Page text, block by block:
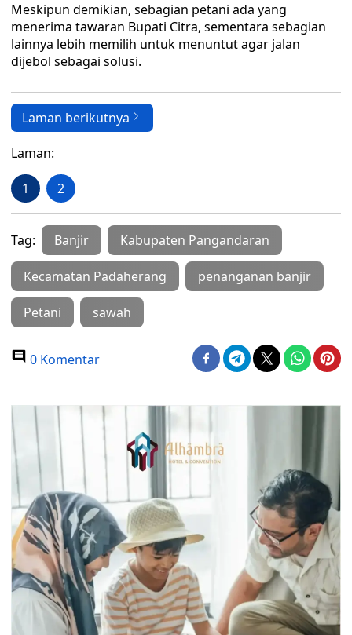
Meskipun demikian, sebagian petani ada yang
menerima tawaran Bupati Citra, sementara sebagian
lainnya lebih memilih untuk menuntut agar jalan
dijebol sebagai solusi.
Laman berikutnya
Laman:
1 2
Tag: Banjir Kabupaten Pangandaran
Kecamatan Padaherang penanganan banjir
Petani sawah
0 Komentar